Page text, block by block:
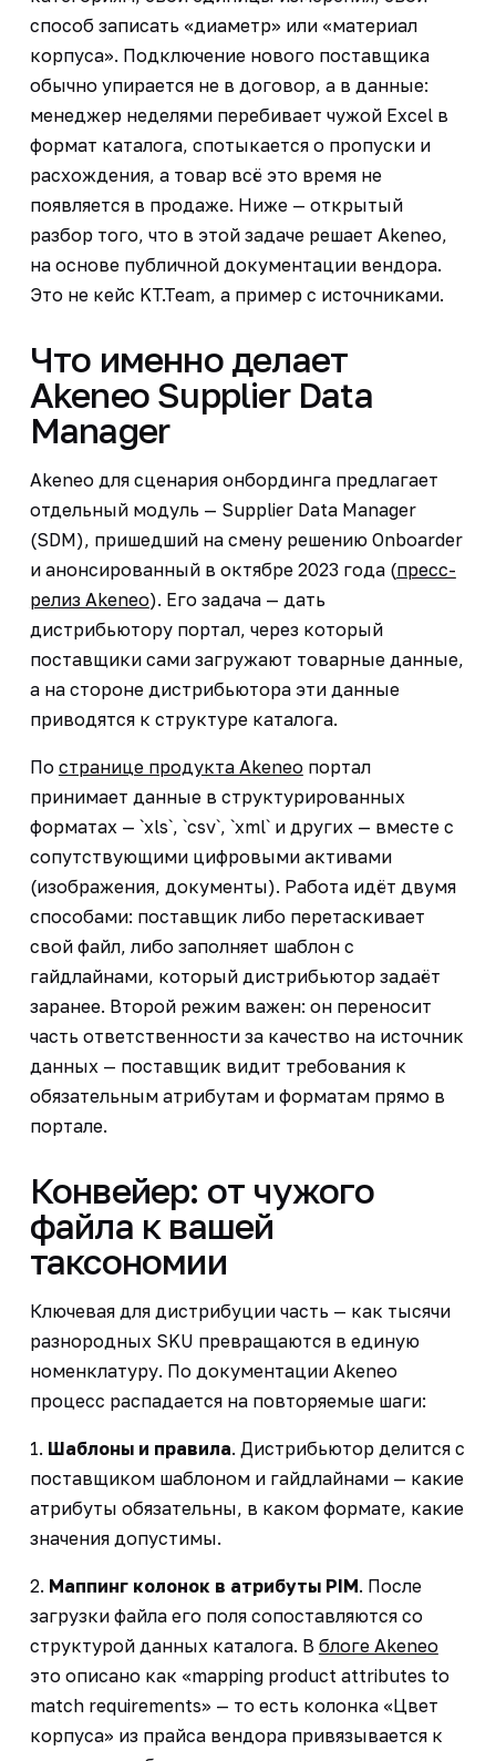
способ записать «диаметр» или «материал
корпуса». Подключение нового поставщика
обычно упирается не в договор, а в данные:
менеджер неделями перебивает чужой Excel в
формат каталога, спотыкается о пропуски и
расхождения, а товар всё это время не
появляется в продаже. Ниже — открытый
разбор того, что в этой задаче решает Akeneo,
на основе публичной документации вендора.
Это не кейс KT.Team, а пример с источниками.
Что именно делает
Akeneo Supplier Data
Manager
Akeneo для сценария онбординга предлагает
отдельный модуль — Supplier Data Manager
(SDM), пришедший на смену решению Onboarder
и анонсированный в октябре 2023 года (пресс-
релиз Akeneo). Его задача — дать
дистрибьютору портал, через который
поставщики сами загружают товарные данные,
а на стороне дистрибьютора эти данные
приводятся к структуре каталога.
По странице продукта Akeneoпортал
принимает данные в структурированных
форматах — `xls`, `csv`, `xml` и других — вместе с
сопутствующими цифровыми активами
(изображения, документы). Работа идёт двумя
способами: поставщик либо перетаскивает
свой файл, либо заполняет шаблон с
гайдлайнами, который дистрибьютор задаёт
заранее. Второй режим важен: он переносит
часть ответственности за качество на источник
данных — поставщик видит требования к
обязательным атрибутам и форматам прямо в
портале.
Конвейер: от чужого
файла к вашей
таксономии
Ключевая для дистрибуции часть — как тысячи
разнородных SKU превращаются в единую
номенклатуру. По документации Akeneo
процесс распадается на повторяемые шаги:
1. Шаблоны и правила. Дистрибьютор делится с
поставщиком шаблоном и гайдлайнами — какие
атрибуты обязательны, в каком формате, какие
значения допустимы.
2. Маппинг колонок в атрибуты PIM. После
загрузки файла его поля сопоставляются со
структурой данных каталога. В блоге Akeneo
это описано как «mapping product attributes to
match requirements» — то есть колонка «Цвет
корпуса» из прайса вендора привязывается к